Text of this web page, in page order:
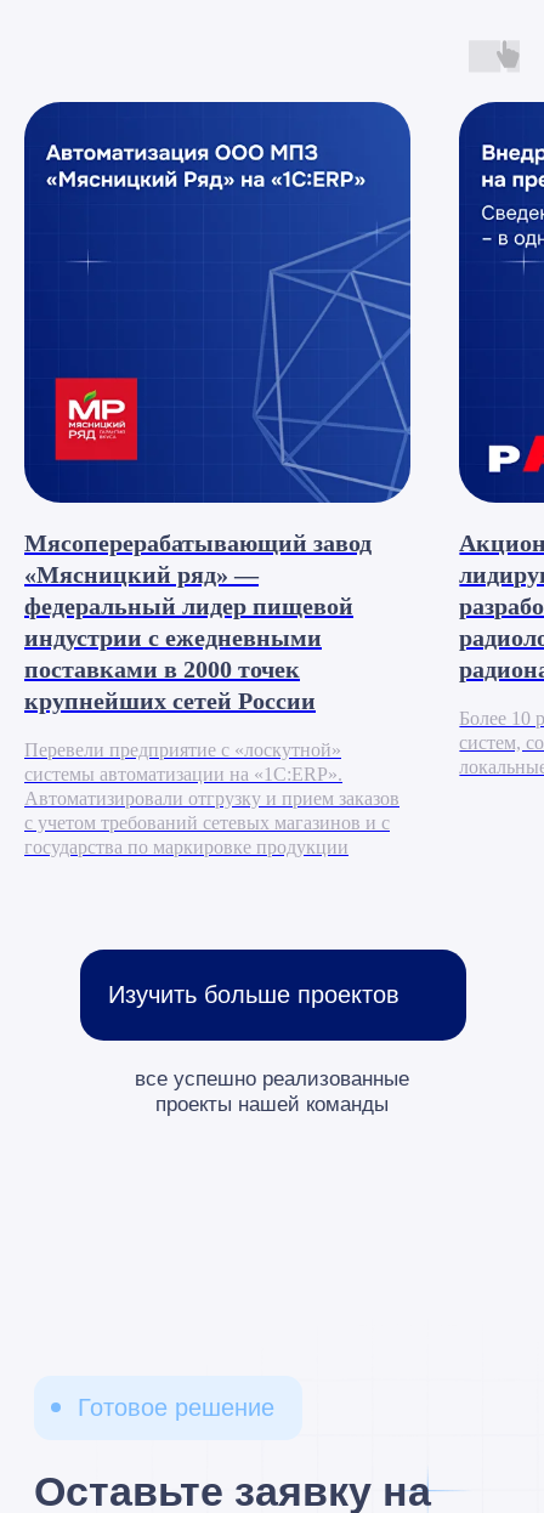
Мясоперерабатывающий завод
«Мясницкий ряд» —
федеральный лидер пищевой
индустрии с ежедневными
поставками в 2000 точек
крупнейших сетей России
Перевели предприятие с «лоскутной»
системы автоматизации на «1С:ERP».
Автоматизировали отгрузку и прием заказов
с учетом требований сетевых магазинов и с
государства по маркировке продукции
Более 10
систем,
Александр
автоматизации
Узнайте больше о событиях
в нашей компании
Подписаться на рассылку
по автоматизации бизнеса